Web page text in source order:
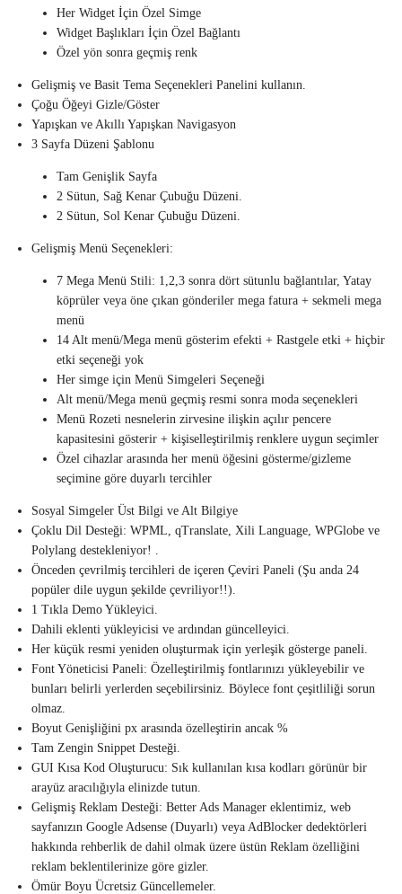
Her Widget İçin Özel Simge
Widget Başlıkları İçin Özel Bağlantı
Özel yön sonra geçmiş renk
Gelişmiş ve Basit Tema Seçenekleri Panelini kullanın.
Çoğu Öğeyi Gizle/Göster
Yapışkan ve Akıllı Yapışkan Navigasyon
3 Sayfa Düzeni Şablonu
Tam Genişlik Sayfa
2 Sütun, Sağ Kenar Çubuğu Düzeni.
2 Sütun, Sol Kenar Çubuğu Düzeni.
Gelişmiş Menü Seçenekleri:
7 Mega Menü Stili: 1,2,3 sonra dört sütunlu bağlantılar, Yatay
köprüler veya öne çıkan gönderiler mega fatura + sekmeli mega
menü
14 Alt menü/Mega menü gösterim efekti + Rastgele etki + hiçbir
etki seçeneği yok
Her simge için Menü Simgeleri Seçeneği
Alt menü/Mega menü geçmiş resmi sonra moda seçenekleri
Menü Rozeti nesnelerin zirvesine ilişkin açılır pencere
kapasitesini gösterir + kişiselleştirilmiş renklere uygun seçimler
Özel cihazlar arasında her menü öğesini gösterme/gizleme
seçimine göre duyarlı tercihler
Sosyal Simgeler Üst Bilgi ve Alt Bilgiye
Çoklu Dil Desteği: WPML, qTranslate, Xili Language, WPGlobe ve
Polylang destekleniyor! .
Önceden çevrilmiş tercihleri ​​de içeren Çeviri Paneli (Şu anda 24
popüler dile uygun şekilde çevriliyor!!).
1 Tıkla Demo Yükleyici.
Dahili eklenti yükleyicisi ve ardından güncelleyici.
Her küçük resmi yeniden oluşturmak için yerleşik gösterge paneli.
Font Yöneticisi Paneli: Özelleştirilmiş fontlarınızı yükleyebilir ve
bunları belirli yerlerden seçebilirsiniz. Böylece font çeşitliliği sorun
olmaz.
Boyut Genişliğini px arasında özelleştirin ancak %
Tam Zengin Snippet Desteği.
GUI Kısa Kod Oluşturucu: Sık kullanılan kısa kodları görünür bir
arayüz aracılığıyla elinizde tutun.
Gelişmiş Reklam Desteği: Better Ads Manager eklentimiz, web
sayfanızın Google Adsense (Duyarlı) veya AdBlocker dedektörleri
hakkında rehberlik de dahil olmak üzere üstün Reklam özelliğini
reklam beklentilerinize göre gizler.
Ömür Boyu Ücretsiz Güncellemeler.